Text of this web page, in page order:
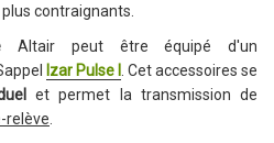
contraignants.
Altair peut être équipéd'un
Izar Pulse I . Cet accessoires se
etpermet la transmission de
relève.